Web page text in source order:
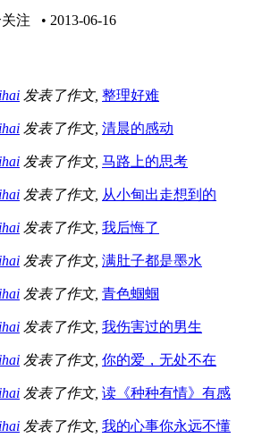
注 • 2013-06-16
发表了作文, 整理好难
发表了作文, 清晨的感动
发表了作文, 马路上的思考
发表了作文, 从小甸出走想到的
发表了作文, 我后悔了
发表了作文, 满肚子都是墨水
发表了作文, 青色蝈蝈
发表了作文, 我伤害过的男生
发表了作文, 你的爱，无处不在
发表了作文, 读《种种有情》有感
发表了作文, 我的心事你永远不懂